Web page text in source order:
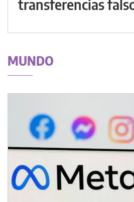
transferencias
MUNDO